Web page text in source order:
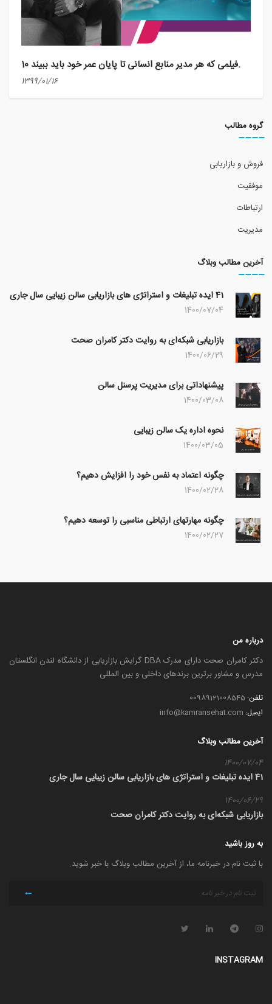
10 فیلمی که هر مدیر منابع انسانی تا پایان عمر خود باید ببیند.
1399/01/16
گروه مطالب
فروش و بازاریابی
موفقیت
ارتباطات
مدیریت
آخرین مطالب وبلاگ
41 ایده تبلیغات و استراتژی های بازاریابی سالن زیبایی سال جاری
1400/07/04
بازاریابی شبکه‌ای به روایت دکتر کامران صحت
1400/06/29
پیشنهاداتی برای مدیریت پرسنل سالن
1400/03/08
نحوه اداره یک سالن زیبایی
1400/03/05
چگونه اعتماد به نفس خود را افزایش دهیم؟
1400/02/28
چگونه مهارتهای ارتباطی مناسبی را توسعه دهیم؟
1400/02/27
درباره من
دکتر کامران صحت دارای مدرک DBA گرایش بازاریابی از دانشگاه لندن انگلستان
مدرس و مشاور برترین برندهای داخلی و بین المللی
تلفن:
ایمیل:
آخرین مطالب وبلاگ
1400/07/04
41 ایده تبلیغات و استراتژی های بازاریابی سالن زیبایی سال جاری
1400/06/29
بازاریابی شبکه‌ای به روایت دکتر کامران صحت
به روز باشید
با ثبت نام در خبرنامه ما، از آخرین مطالب وبلاگ با خبر شوید.
INSTAGRAM